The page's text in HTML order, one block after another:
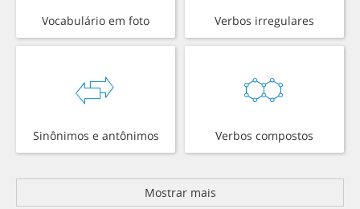
Vocabulário em foto Verbos irregulares
Sinônimos e antônimos Verbos compostos
Mostrar mais